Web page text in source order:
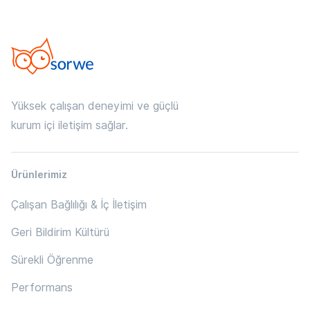
Yüksek çalışan deneyimi ve güçlü
kurum içi iletişim sağlar.
Ürünlerimiz
Çalışan Bağlılığı & İç İletişim
Geri Bildirim Kültürü
Sürekli Öğrenme
Performans